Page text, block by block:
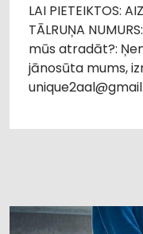
LAI PIETEIKTOS:
TĀLRUŅA
mūs atradāt?:
jānosūta mums,